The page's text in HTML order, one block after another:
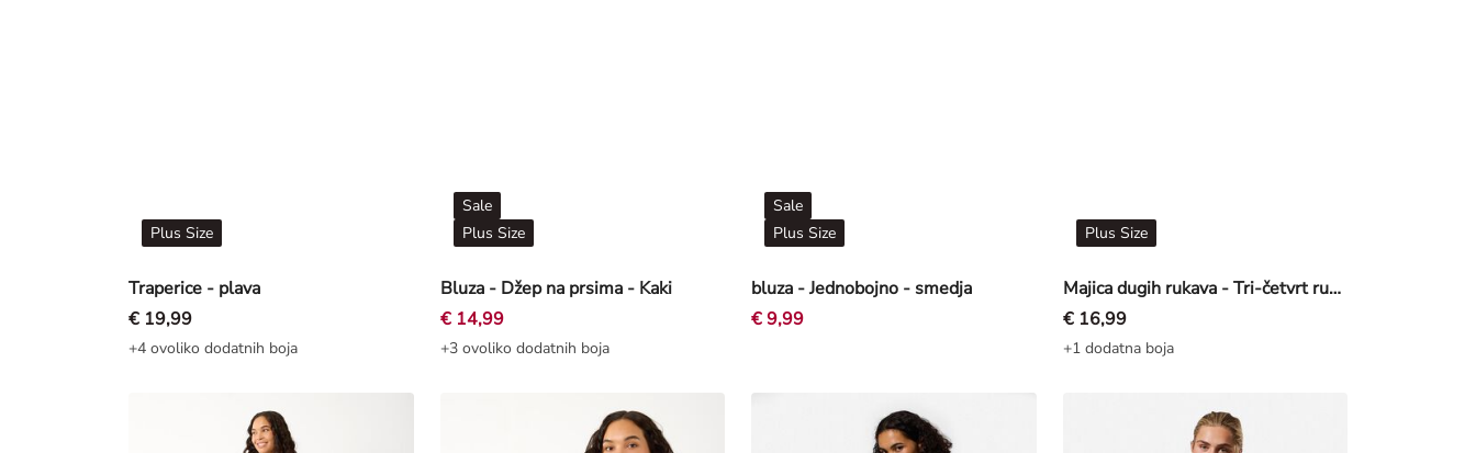
Traperice - plava
Plus Size
€ 19,99
+4 ovoliko dodatnih boja
Bluza - Džep na prsima - Kaki
Sale
Plus Size
€ 14,99
+3 ovoliko dodatnih boja
bluza - Jednobojno - smedja
Sale
Plus Size
€ 9,99
Majica dugih rukava - Tri-četvrt rukavi - zuta
Plus Size
€ 16,99
+1 dodatna boja